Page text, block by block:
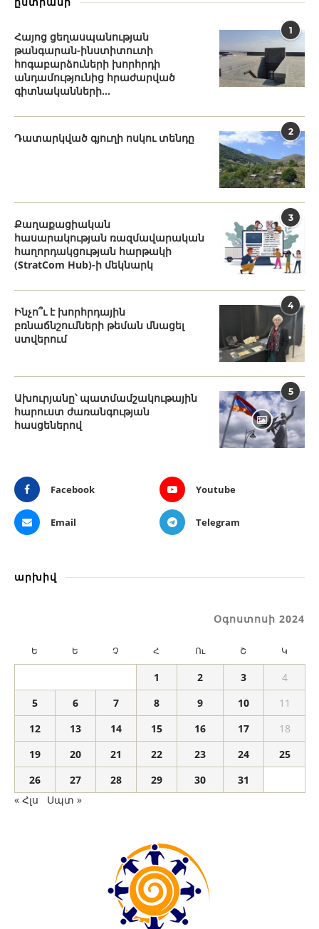
1
Հայոց ցեղասպանության
թանգարան-ինստիտուտի
հոգաբարձուների խորհրդի
անդամությունից հրաժարված
գիտնականների...
2
Դատարկված գյուղի ոսկու տենդը
3
Քաղաքացիական
հասարակության ռազմավարական
հաղորդակցության հարթակի
(StratCom Hub)-ի մեկնարկ
4
Ինչո՞ւ է խորհրդային
բռնաճնշումների թեման մնացել
ստվերում
5
Ախուրյանը՝ պատմամշակութային
հարուստ ժառանգության
հասցեներով
Facebook Youtube
Email Telegram
արխիվ
Օգոստոսի 2024
Ե Ե Չ Հ Ու Շ Կ
1 2 3
4
5
6 7 8 9 10
11
12
13 14 15 16 17
18
19
20 21 22 23 24
25
26
27 28 29 30
31
« Հլս
Սպտ »